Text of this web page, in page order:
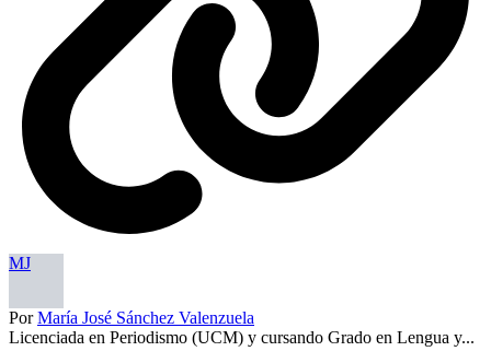
MJ
PorMaría José Sánchez Valenzuela
Licenciada en Periodismo (UCM) y cursando Grado en Lengua y...